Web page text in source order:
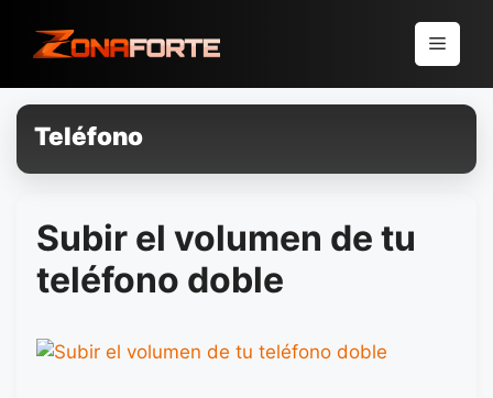
para
conteúdo
Menu
Teléfono
Subir el volumen de tu
teléfono doble